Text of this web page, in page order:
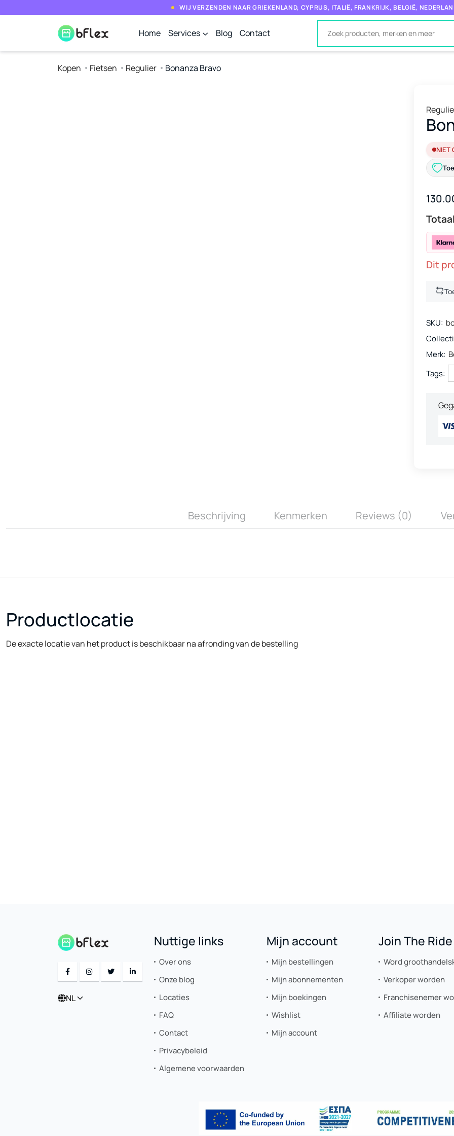
WIJ VERZENDEN NAAR GRIEKENLAND, CYPRUS, ITALIË, FRANKRIJK, BELGIË,
Home Services Blog Contact
Kopen Fietsen Regulier Bonanza Bravo
NIET
Dit
SKU:
Merk:
Tags:
Beschrijving Kenmerken Reviews (0)
Productlocatie
De exacte locatie van het product is beschikbaar na afronding van de bestelling
NL
Nuttige links
Over ons
Onze blog
Locaties
FAQ
Contact
Privacybeleid
Algemene voorwaarden
Mijn account
Mijn bestellingen
Mijn abonnementen
Mijn boekingen
Wishlist
Mijn account
Join The Ride
Word
Verkoper worden
Franchisenemer
Affiliate worden